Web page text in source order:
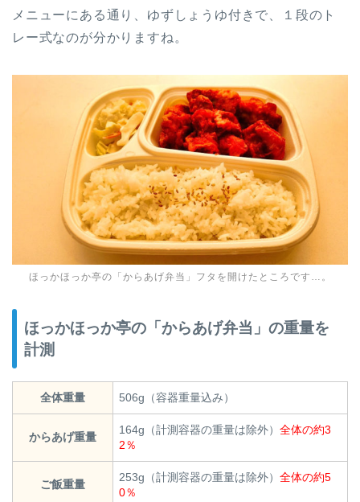
メニューにある通り、ゆずしょうゆ付きで、１段のト
レー式なのが分かりますね。
ほっかほっか亭の「からあげ弁当」フタを開けたところです…。
ほっかほっか亭の「からあげ弁当」の重量を
計測
全体重量 506g（容器重量込み）
からあげ重量
164g（計測容器の重量は除外） 全体の約3
2％
ご飯重量
253g（計測容器の重量は除外） 全体の約5
0％